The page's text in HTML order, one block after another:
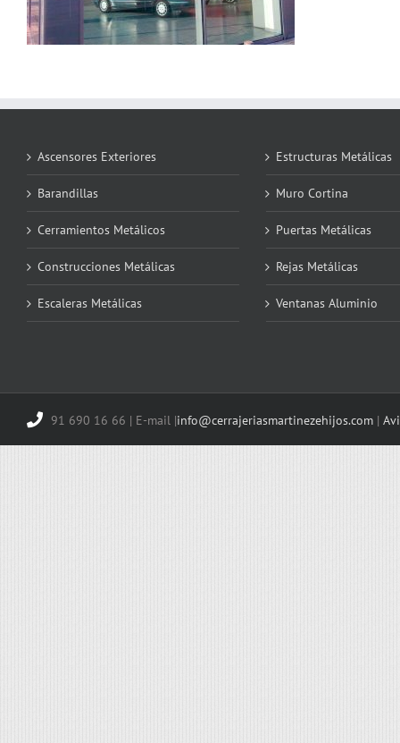
Ascensores Exteriores
Barandillas
Cerramientos Metálicos
Construcciones Metálicas
Escaleras Metálicas
Estructuras Metálicas
Muro Cortina
Puertas Metálicas
Rejas Metálicas
Ventanas Aluminio
91 690 16 66 | E-mail |info@cerrajeriasmartinezehijos.com |